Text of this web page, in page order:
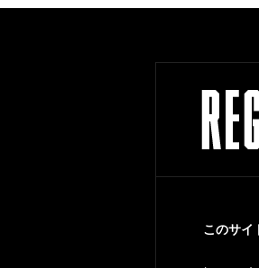
このサイ